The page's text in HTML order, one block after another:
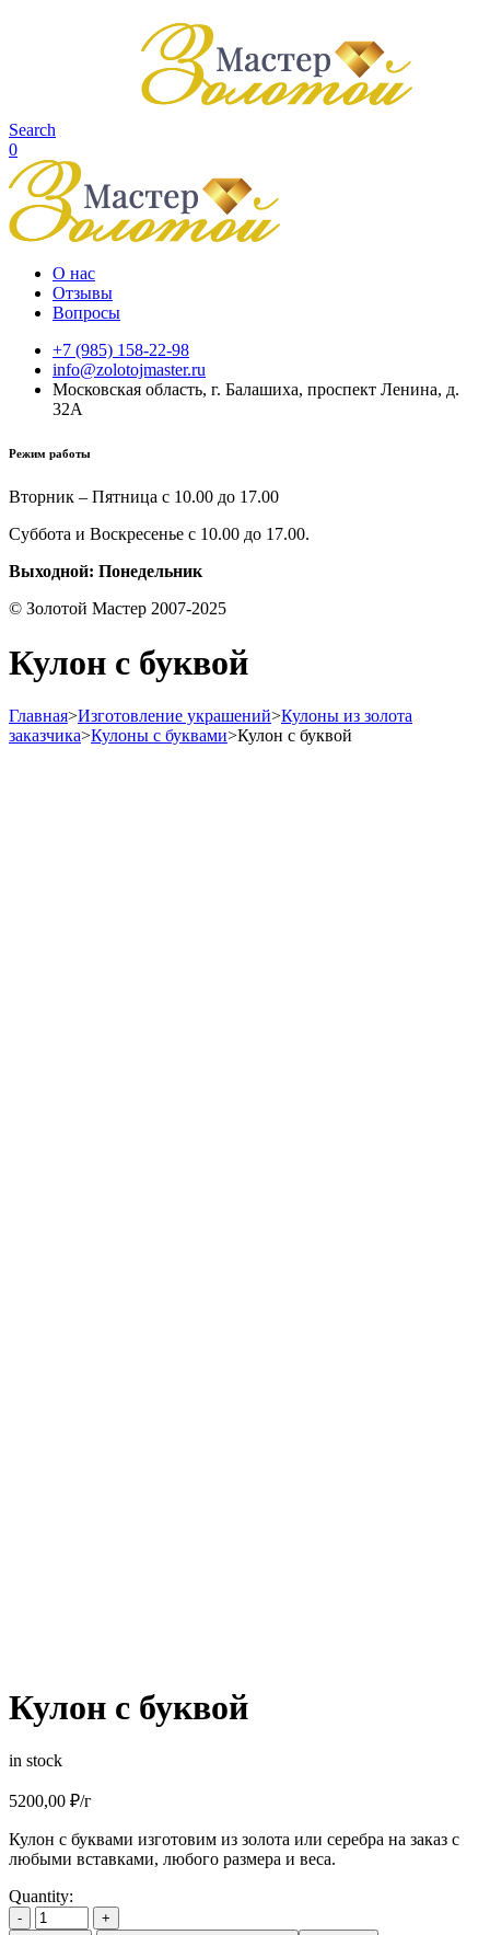
Search
0
О нас
Отзывы
Вопросы
+7 (985) 158-22-98
info@zolotojmaster.ru
Московская область, г. Балашиха, проспект Ленина, д.
32А
Режим работы
Вторник – Пятница с 10.00 до 17.00
Суббота и Воскресенье с 10.00 до 17.00.
Выходной: Понедельник
© Золотой Мастер 2007-2025
Кулон с буквой
Главная>Изготовление украшений>Кулоны из золота
заказчика>Кулоны с буквами>Кулон с буквой
Кулон с буквой
in stock
5200,00 ₽/г
Кулон с буквами изготовим из золота или серебра на заказ с
любыми вставками, любого размера и веса.
Quantity:
-
+